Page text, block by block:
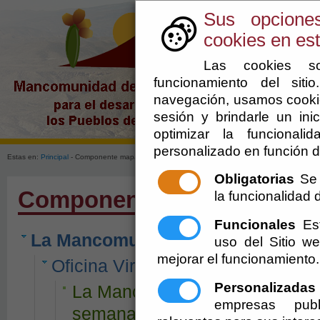
Sus
cookies en
Las cookies
funcionamiento del
navegación, usamos
sesión y brindarle un
optimizar la
personalizado en función
Obligatorias
la funcionalidad
Funcionales
uso del Sitio
mejorar el funcionamiento.
Personalizadas
empresas
Estas en: Principal - Componente mapa web
Componente mapa web
La Mancomunidad
Oficina Virtual
La Mancomunidad abierta 24
semana